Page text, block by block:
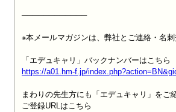
────────────
※本メールマガジンは、弊社とご連絡・名
https://a01.hm-f.jp/
まわりの先生方にも「エデュキャリ」を